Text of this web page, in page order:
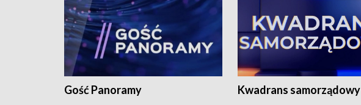
Gość Panoramy Kwadrans samorządowy